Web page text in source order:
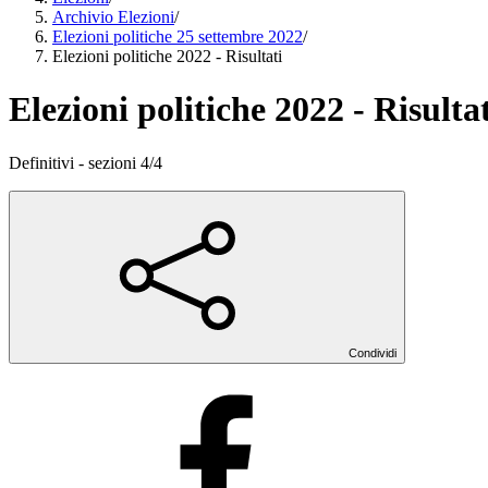
Archivio Elezioni/
Elezioni politiche 25 settembre 2022/
Elezioni politiche 2022 - Risultati
Elezioni politiche 2022 -
Definitivi - sezioni 4/4
Condividi